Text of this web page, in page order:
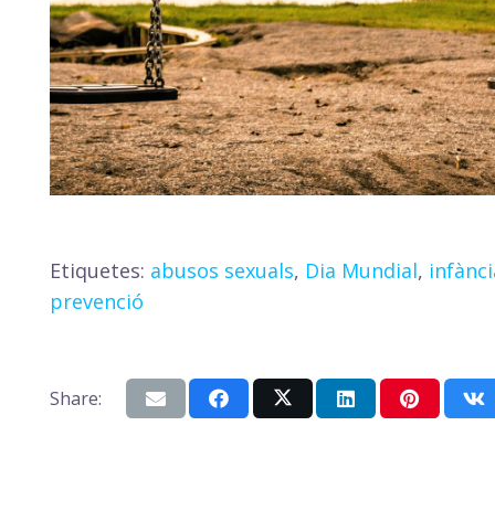
Etiquetes: abusos sexuals, Dia Mundial,
prevenció
Share: